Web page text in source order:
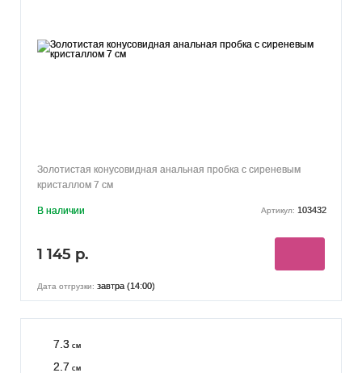
Золотистая конусовидная анальная пробка с сиреневым
кристаллом 7 см
В наличии Артикул: 103432
1 145 р.
Дата отгрузки: завтра (14:00)
7.3 см
2.7 см